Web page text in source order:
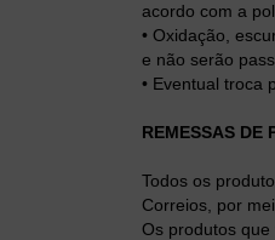
acordo com a
• Oxidação,
e não serão
• Eventual troca
REMESSAS DE
Todos os
Correios, por
Os produtos que